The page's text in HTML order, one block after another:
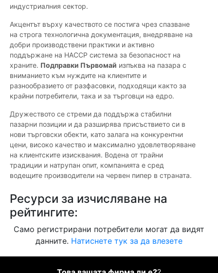
индустриалния сектор.
Акцентът върху качеството се постига чрез спазване
на строга технологична документация, внедряване на
добри производствени практики и активно
поддържане на НАССР система за безопасност на
храните. Подправки Първомай изпъква на пазара с
вниманието към нуждите на клиентите и
разнообразието от разфасовки, подходящи както за
крайни потребители, така и за търговци на едро.
Дружеството се стреми да поддържа стабилни
пазарни позиции и да разширява присъствието си в
нови търговски обекти, като залага на конкурентни
цени, високо качество и максимално удовлетворяване
на клиентските изисквания. Водена от трайни
традиции и натрупан опит, компанията е сред
водещите производители на червен пипер в страната.
Ресурси за изчисляване на
рейтингите:
Само регистрирани потребители могат да видят
данните. Натиснете тук за да влезете